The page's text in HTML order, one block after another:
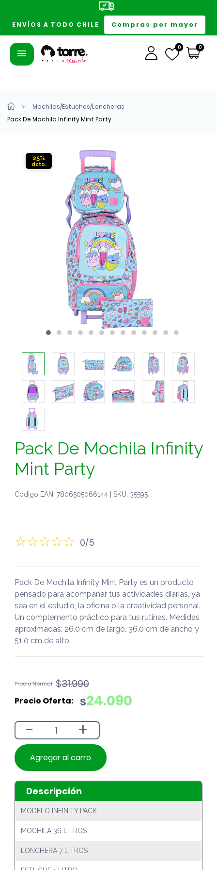
ENVÍOS A TODO CHILE Compras por mayor
0 0
Mochilas/Estuches/Loncheras
Pack De Mochila Infinity Mint Party
25%
Pack De Mochila Infinity
Mint Party
Código EAN: 7806505066144 | SKU: 35595
0/5
Pack De Mochila Infinity Mint Party es un producto
pensado para acompañar tus actividades diarias, ya
sea en el estudio, la oficina o la creatividad personal.
Un complemento práctico para tus rutinas. Medidas
aproximadas: 26.0 cm de largo, 36.0 cm de ancho y
51.0 cm de alto.
$31.990
El
original
$31.990.
$24.090
El
actual
$24.090.
- +
Agregar al carro
Descripción
MODELO INFINITY PACK
MOCHILA 36 LITROS
LONCHERA 7 LITROS